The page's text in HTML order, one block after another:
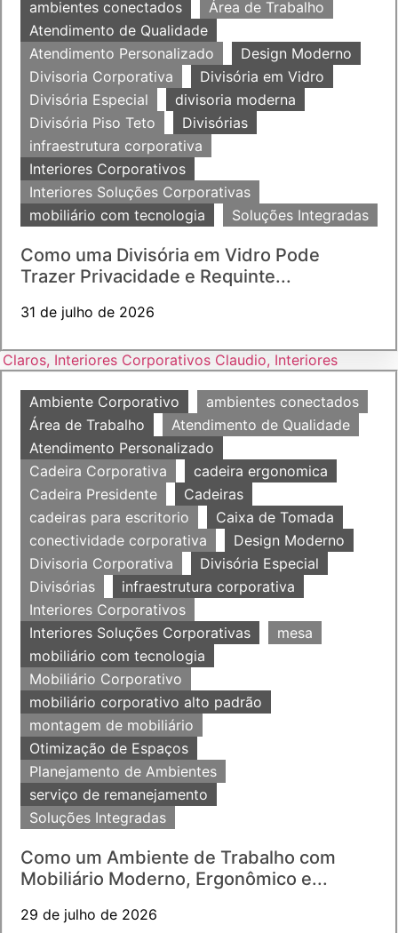
ambientes conectados
Área de Trabalho
Atendimento de Qualidade
Atendimento Personalizado
Design Moderno
Divisoria Corporativa
Divisória em Vidro
Divisória Especial
divisoria moderna
Divisória Piso Teto
Divisórias
infraestrutura corporativa
Interiores Corporativos
Interiores Soluções Corporativas
mobiliário com tecnologia
Soluções Integradas
Como uma Divisória em Vidro Pode
Trazer Privacidade e Requinte...
31 de julho de 2026
Ambiente Corporativo
ambientes conectados
Área de Trabalho
Atendimento de Qualidade
Atendimento Personalizado
Cadeira Corporativa
cadeira ergonomica
Cadeira Presidente
Cadeiras
cadeiras para escritorio
Caixa de Tomada
conectividade corporativa
Design Moderno
Divisoria Corporativa
Divisória Especial
Divisórias
infraestrutura corporativa
Interiores Corporativos
Interiores Soluções Corporativas
mesa
mobiliário com tecnologia
Mobiliário Corporativo
mobiliário corporativo alto padrão
montagem de mobiliário
Otimização de Espaços
Planejamento de Ambientes
serviço de remanejamento
Soluções Integradas
Como um Ambiente de Trabalho com
Mobiliário Moderno, Ergonômico e...
29 de julho de 2026